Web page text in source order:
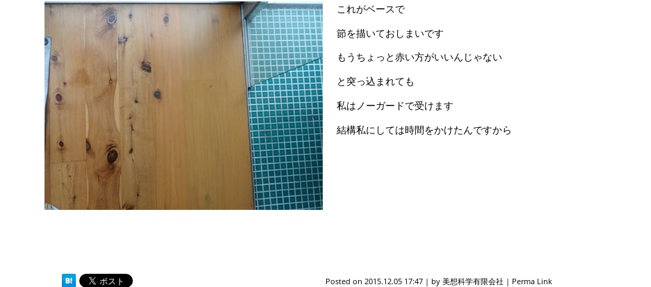
これがベースで
節を描いておしまいです
もうちょっと赤い方がいいんじゃない
と突っ込まれても
私はノーガードで受けます
結構私にしては時間をかけたんですから
Posted on 2015.12.05 17:47 | by 美想科学有限会社 | Perma Link